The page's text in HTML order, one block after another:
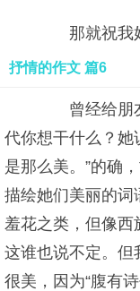
那就祝我
抒情的作文 篇6
曾经给朋友
代你想干什么？她
是那么美。”的确
描绘她们美丽的词
羞花之类，但像西
这谁也说不定。但
很美，因为“腹有